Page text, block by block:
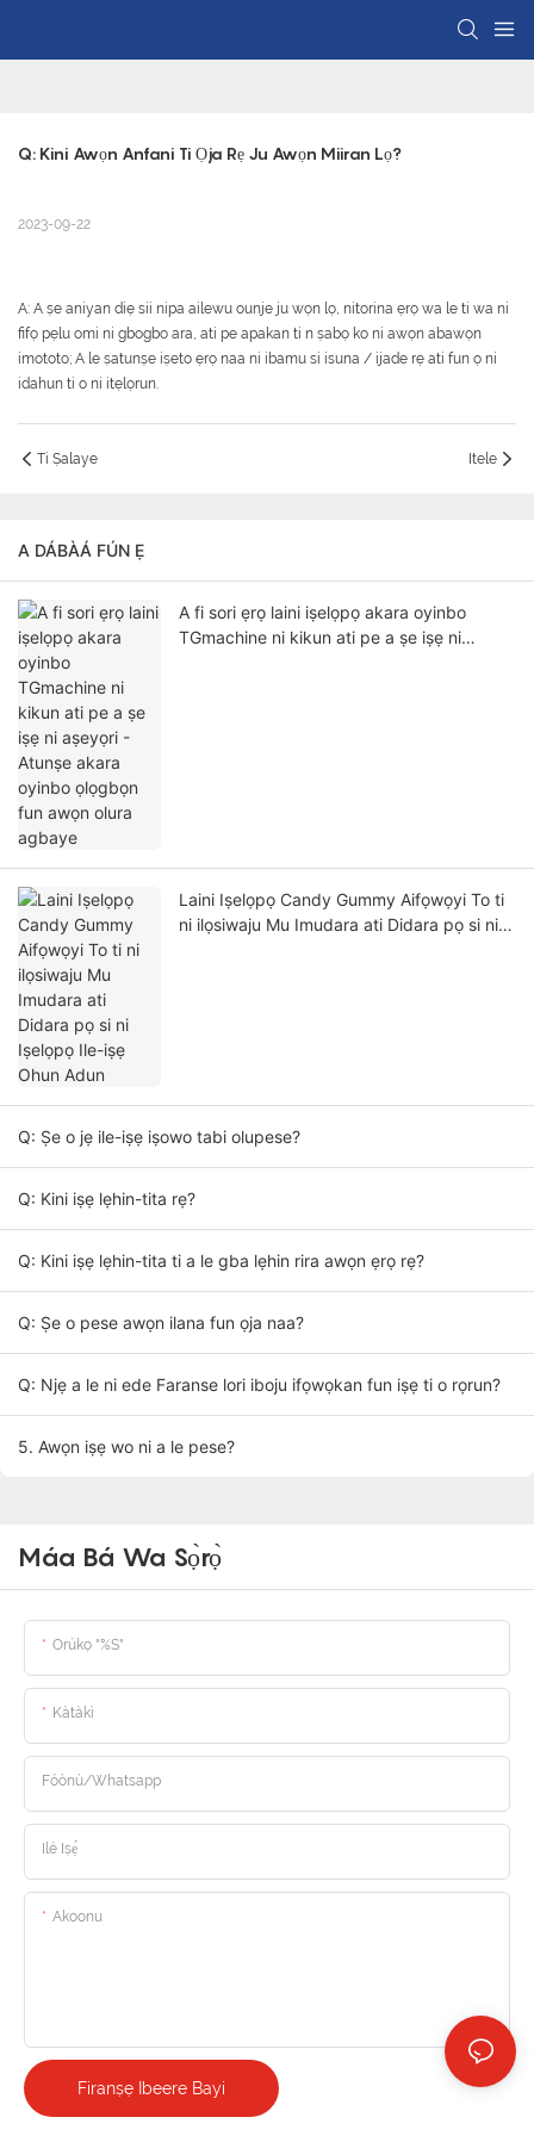
Q: Kini Awọn Anfani Ti Ọja Rẹ Ju Awọn Miiran Lọ?
2023-09-22
A: A ṣe aniyan diẹ sii nipa ailewu ounje ju wọn lọ, nitorina ẹrọ wa le ti wa ni
fifọ pẹlu omi ni gbogbo ara, ati pe apakan ti n ṣabọ ko ni awọn abawọn
imototo; A le ṣatunṣe iṣeto ẹrọ naa ni ibamu si isuna / ijade rẹ ati fun ọ ni
idahun ti o ni itẹlọrun.
Ti Ṣalaye Itele
A DÁBÀÁ FÚN Ẹ
A fi sori ẹrọ laini iṣelọpọ akara oyinbo
TGmachine ni kikun ati pe a ṣe iṣẹ ni
Laini Iṣelọpọ Candy Gummy Aifọwọyi To ti
ni ilọsiwaju Mu Imudara ati Didara pọ si ni
Q: Ṣe o jẹ ile-iṣẹ iṣowo tabi olupese?
Q: Kini iṣẹ lẹhin-tita rẹ?
Q: Kini iṣẹ lẹhin-tita ti a le gba lẹhin rira awọn ẹrọ rẹ?
Q: Ṣe o pese awọn ilana fun ọja naa?
Q: Njẹ a le ni ede Faranse lori iboju ifọwọkan fun iṣẹ ti o rọrun?
5. Awọn iṣẹ wo ni a le pese?
Máa Bá Wa Sọ̀rọ̀
Orúkọ "%s"
Kàtàkì
Fóònù/whatsapp
Ilé Iṣẹ́
Akoonu
Firanṣẹ Ibeere Bayi